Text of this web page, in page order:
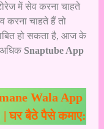
में सेव करना चाहते
चाहते हैं तो
हो सकता है, आज के
Snaptube App
Wala App
| घर बैठे पैसे कमाए: